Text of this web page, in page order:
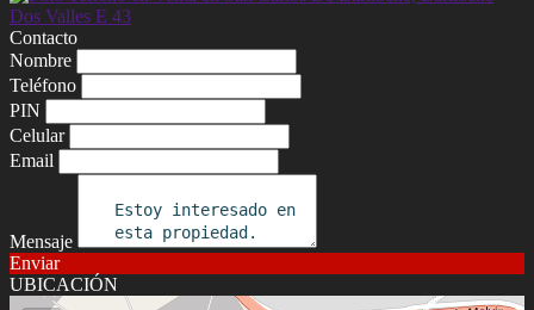
Contacto
Nombre
Teléfono
PIN
Celular
Email
Mensaje
Enviar
UBICACIÓN